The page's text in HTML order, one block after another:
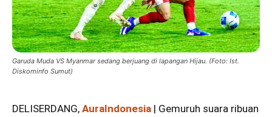
Garuda Muda VS Myanmar sedang berjuang di lapangan Hijau. (Foto: Ist.
Diskominfo Sumut)
DELISERDANG, AuraIndonesia | Gemuruh suara ribuan